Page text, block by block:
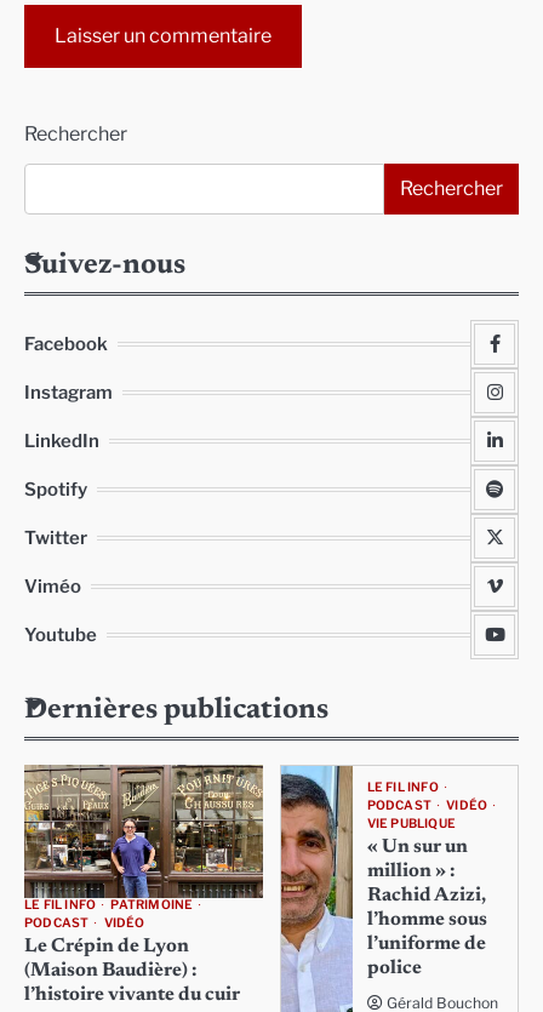
Rechercher
Rechercher
Suivez-nous
Facebook
Instagram
LinkedIn
Spotify
Twitter
Viméo
Youtube
Dernières publications
LE FIL INFO
PATRIMOINE
PODCAST
VIDÉO
Le Crépin de Lyon
(Maison Baudière) :
l’histoire vivante du cuir
LE FIL INFO
PODCAST
VIDÉO
VIE PUBLIQUE
« Un sur un
million » :
Rachid Azizi,
l’homme sous
l’uniforme de
police
Gérald Bouchon